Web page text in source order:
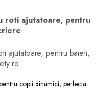
roti ajutatoare, pentru
ajutatoare, pentru baieti,
copii dinamici, perfecta